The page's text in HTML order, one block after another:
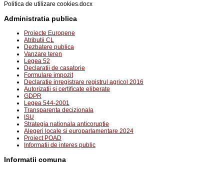
Politica de utilizare cookies.docx
Administratia publica
Proiecte Europene
Atributii CL
Dezbatere publica
Vanzare teren
Legea 52
Declaratii de casatorie
Formulare impozit
Declaratie inregistrare registrul agricol 2016
Autorizatii si certificate eliberate
GDPR
Legea 544-2001
Transparenta decizionala
ISU
Strategia nationala anticoruptie
Alegeri locale si europarlamentare 2024
Proiect POAD
Informatii de interes public
Informatii comuna